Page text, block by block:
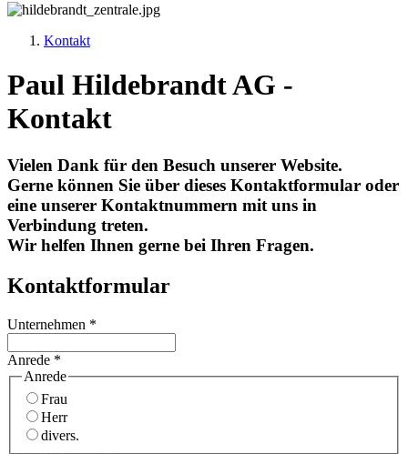
Kontakt
Paul Hildebrandt AG -
Kontakt
Vielen Dank für den Besuch unserer Website.
Gerne können Sie über dieses Kontaktformular oder
eine unserer Kontaktnummern mit uns in
Verbindung treten.
Wir helfen Ihnen gerne bei Ihren Fragen.
Kontaktformular
Unternehmen *
Anrede *
Anrede
Frau
Herr
divers.